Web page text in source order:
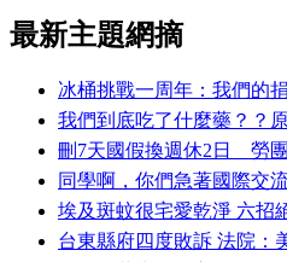
最新主題網摘
冰桶挑戰一周年：我們的
我們到底吃了什麼藥？？
刪7天國假換週休2日 勞
同學啊，你們急著國際交
埃及斑蚊很宅愛乾淨 六招
台東縣府四度敗訴 法院：